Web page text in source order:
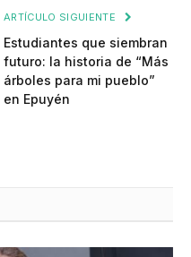
ARTÍCULO SIGUIENTE
Estudiantes que siembran
futuro: la historia de “Más
árboles para mi pueblo”
en Epuyén